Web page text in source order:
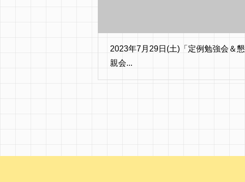
2023年7月29日(土)「定例勉強会＆懇
親会...